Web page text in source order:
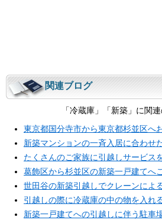
関連ブログ
「冷蔵庫」「新築」に関
東京都国分寺市から東京都杉並区へ
新築マンションの一斉入居に合わせ
たくさんのご家族に引越しサービス
葛飾区から杉並区の新築一戸建てへ
世田谷の新築引越しでクレーンによ
引越しの際に冷蔵庫の中の物を入れ
新築一戸建てへの引越しに伴う駐車